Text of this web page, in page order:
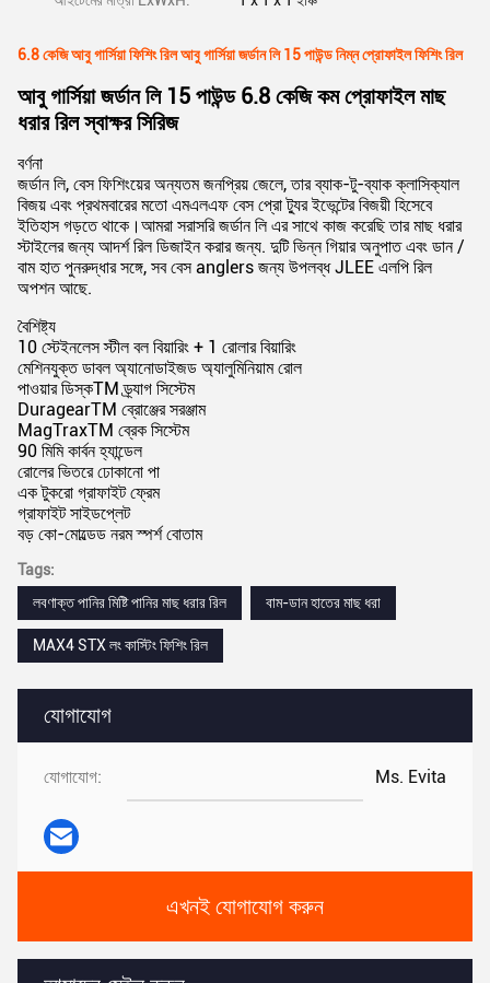
যোগাযোগ
যোগাযোগ: Ms. Evita
এখনই যোগাযোগ করুন
6.8 কেজি আবু গার্সিয়া ফিশিং রিল আবু গার্সিয়া জর্ডান লি 15 পাউন্ড নিম্ন প্রোফাইল ফিশিং রিল
আবু গার্সিয়া জর্ডান লি 15 পাউন্ড 6.8 কেজি কম প্রোফাইল মাছ
ধরার রিল স্বাক্ষর সিরিজ
বর্ণনা
জর্ডান লি, বেস ফিশিংয়ের অন্যতম জনপ্রিয় জেলে, তার ব্যাক-টু-ব্যাক ক্লাসিক্যাল
বিজয় এবং প্রথমবারের মতো এমএলএফ বেস প্রো ট্যুর ইভেন্টের বিজয়ী হিসেবে
ইতিহাস গড়তে থাকে।আমরা সরাসরি জর্ডান লি এর সাথে কাজ করেছি তার মাছ ধরার
স্টাইলের জন্য আদর্শ রিল ডিজাইন করার জন্য. দুটি ভিন্ন গিয়ার অনুপাত এবং ডান /
বাম হাত পুনরুদ্ধার সঙ্গে, সব বেস anglers জন্য উপলব্ধ JLEE এলপি রিল
অপশন আছে.
বৈশিষ্ট্য
10 স্টেইনলেস স্টীল বল বিয়ারিং + 1 রোলার বিয়ারিং
মেশিনযুক্ত ডাবল অ্যানোডাইজড অ্যালুমিনিয়াম রোল
পাওয়ার ডিস্কTM ড্র্যাগ সিস্টেম
DuragearTM ব্রোঞ্জের সরঞ্জাম
MagTraxTM ব্রেক সিস্টেম
90 মিমি কার্বন হ্যান্ডেল
রোলের ভিতরে ঢোকানো পা
এক টুকরো গ্রাফাইট ফ্রেম
গ্রাফাইট সাইডপ্লেট
বড় কো-মোল্ডেড নরম স্পর্শ বোতাম
Tags:
লবণাক্ত পানির মিষ্টি পানির মাছ ধরার রিল
বাম-ডান হাতের মাছ ধরা
MAX4 STX লং কাস্টিং ফিশিং রিল